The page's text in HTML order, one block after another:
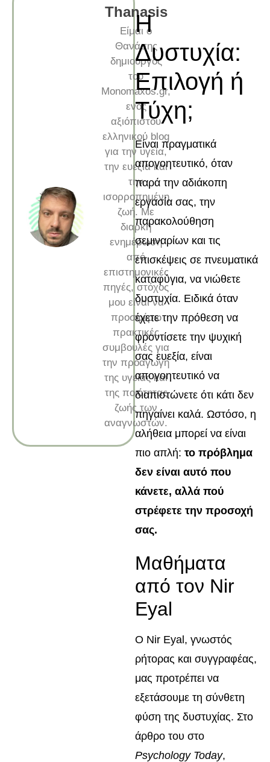
Thanasis
Είμαι ο
Θανάσης
δημιουργός
του
Monomaxos.gr,
ενός
αξιόπιστου
ελληνικού blog
για την υγεία,
την ευεξία και
την
ισορροπημένη
ζωή. Με
διαρκή
ενημέρωση
από
επιστημονικές
πηγές, στόχος
μου είναι να
προσφέρω
πρακτικές
συμβουλές για
την προαγωγή
της υγείας και
της ποιότητας
ζωής των
αναγνωστών.
Η
Δυστυχία:
Επιλογή ή
Τύχη;
Είναι πραγματικά
απογοητευτικό, όταν
παρά την αδιάκοπη
εργασία σας, την
παρακολούθηση
σεμιναρίων και τις
επισκέψεις σε πνευματικά
καταφύγια, να νιώθετε
δυστυχία. Ειδικά όταν
έχετε την πρόθεση να
φροντίσετε την ψυχική
σας ευεξία, είναι
απογοητευτικό να
διαπιστώνετε ότι κάτι δεν
πηγαίνει καλά. Ωστόσο, η
αλήθεια μπορεί να είναι
πιο απλή: το πρόβλημα
δεν είναι αυτό που
κάνετε, αλλά πού
στρέφετε την προσοχή
σας.
Μαθήματα
από τον Nir
Eyal
Ο Nir Eyal, γνωστός
ρήτορας και συγγραφέας,
μας προτρέπει να
εξετάσουμε τη σύνθετη
φύση της δυστυχίας. Στο
άρθρο του στο
Psychology Today,